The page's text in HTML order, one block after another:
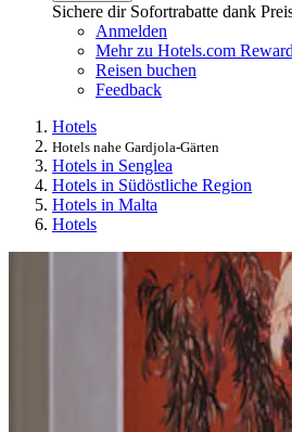
Sichere dir Sofortrabatte dank
Anmelden
Mehr zu Hotels.com
Reisen buchen
Feedback
Hotels
Hotels nahe Gardjola-Gärten
Hotels in Senglea
Hotels in Südöstliche Region
Hotels in Malta
Hotels